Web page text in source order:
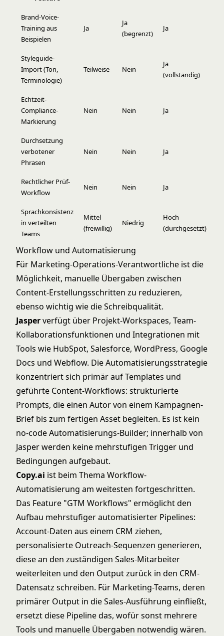
Brand-Voice-
Training aus
Beispielen
Ja
Ja
(begrenzt)
Ja
Styleguide-
Import (Ton,
Terminologie)
Teilweise Nein
Ja
(vollständig)
Echtzeit-
Compliance-
Markierung
Nein Nein Ja
Durchsetzung
verbotener
Phrasen
Nein Nein Ja
Rechtlicher Prüf-
Workflow
Nein Nein Ja
Sprachkonsistenz
in verteilten
Teams
Mittel
(freiwillig)
Niedrig
Hoch
(durchgesetzt)
Workflow und Automatisierung
Für Marketing-Operations-Verantwortliche ist die
Möglichkeit, manuelle Übergaben zwischen
Content-Erstellungsschritten zu reduzieren,
ebenso wichtig wie die Schreibqualität.
Jasperverfügt über Projekt-Workspaces, Team-
Kollaborationsfunktionen und Integrationen mit
Tools wie HubSpot, Salesforce, WordPress, Google
Docs und Webflow. Die Automatisierungsstrategie
konzentriert sich primär auf Templates und
geführte Content-Workflows: strukturierte
Prompts, die einen Autor von einem Kampagnen-
Brief bis zum fertigen Asset begleiten. Es ist kein
no-code Automatisierungs-Builder; innerhalb von
Jasper werden keine mehrstufigen Trigger und
Bedingungen aufgebaut.
Copy.ai ist beim Thema Workflow-
Automatisierung am weitesten fortgeschritten.
Das Feature "GTM Workflows" ermöglicht den
Aufbau mehrstufiger automatisierter Pipelines:
Account-Daten aus einem CRM ziehen,
personalisierte Outreach-Sequenzen generieren,
diese an den zuständigen Sales-Mitarbeiter
weiterleiten und den Output zurück in den CRM-
Datensatz schreiben. Für Marketing-Teams, deren
primärer Output in die Sales-Ausführung einfließt,
ersetzt diese Pipeline das, wofür sonst mehrere
Tools und manuelle Übergaben notwendig wären.